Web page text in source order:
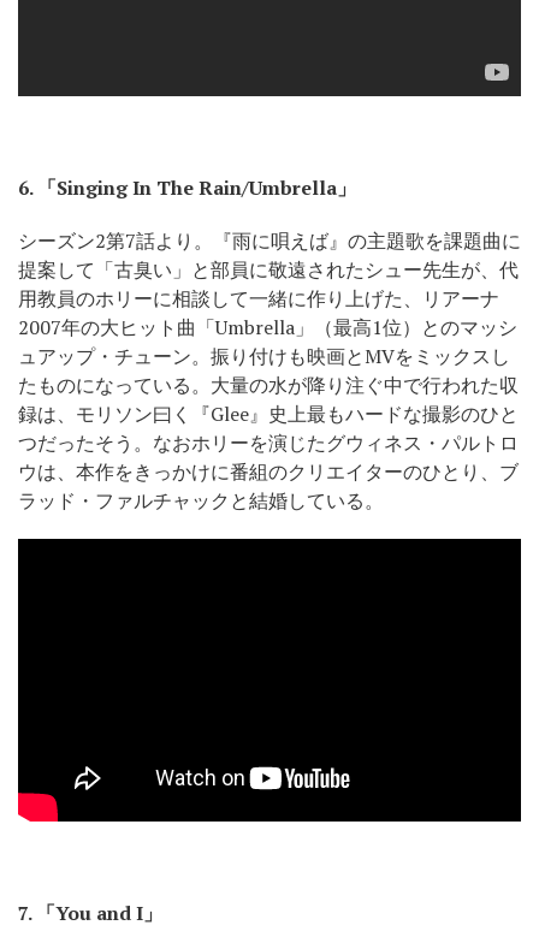
6.「Singing In The Rain/Umbrella」
シーズン2第7話より。『雨に唄えば』の主題歌を課題曲に
提案して「古臭い」と部員に敬遠されたシュー先生が、代
用教員のホリーに相談して一緒に作り上げた、リアーナ
2007年の大ヒット曲「Umbrella」（最高1位）とのマッシ
ュアップ・チューン。振り付けも映画とMVをミックスし
たものになっている。大量の水が降り注ぐ中で行われた収
録は、モリソン曰く『Glee』史上最もハードな撮影のひと
つだったそう。なおホリーを演じたグウィネス・パルトロ
ウは、本作をきっかけに番組のクリエイターのひとり、ブ
ラッド・ファルチャックと結婚している。
7.「You and I」